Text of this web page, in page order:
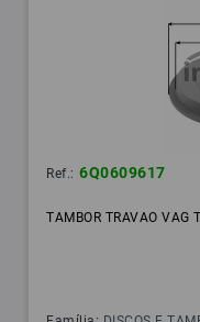
Ref.: 6Q0609617
TAMBOR TRAVAO VAG